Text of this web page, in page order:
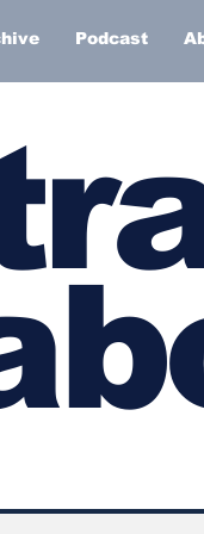
Podcast